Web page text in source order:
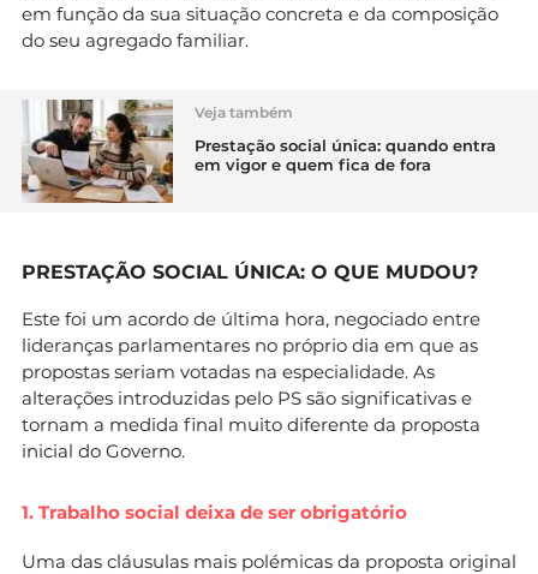
em função da sua situação concreta e da composição
do seu agregado familiar.
Veja também
Prestação social única: quando entra
em vigor e quem fica de fora
PRESTAÇÃO SOCIAL ÚNICA: O QUE MUDOU?
Este foi um acordo de última hora, negociado entre
lideranças parlamentares no próprio dia em que as
propostas seriam votadas na especialidade. As
alterações introduzidas pelo PS são significativas e
tornam a medida final muito diferente da proposta
inicial do Governo.
1. Trabalho social deixa de ser obrigatório
Uma das cláusulas mais polémicas da proposta original